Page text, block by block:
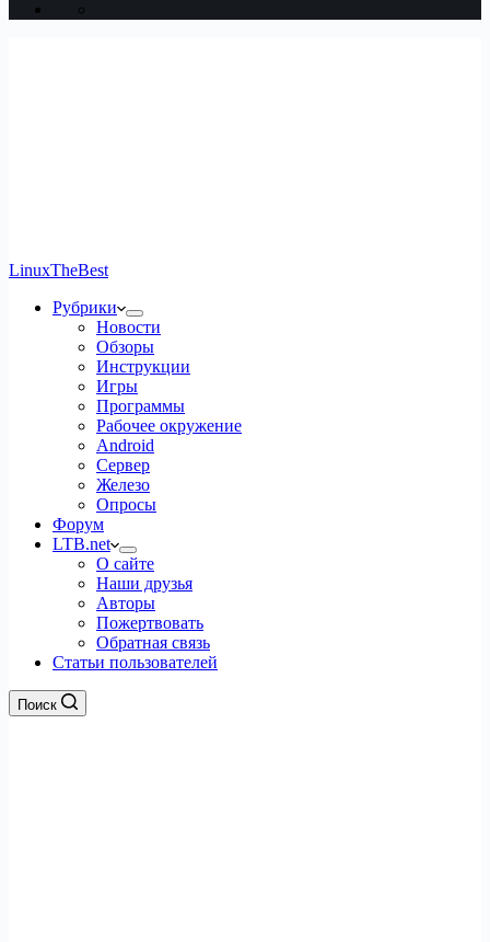
LinuxTheBest
Рубрики
Новости
Обзоры
Инструкции
Игры
Программы
Рабочее окружение
Android
Сервер
Железо
Опросы
Форум
LTB.net
О сайте
Наши друзья
Авторы
Пожертвовать
Обратная связь
Статьи пользователей
Поиск